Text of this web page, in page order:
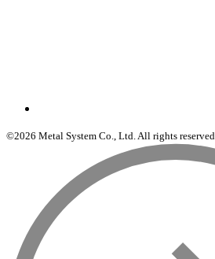
©2026 Metal System Co., Ltd. All rights reserved.